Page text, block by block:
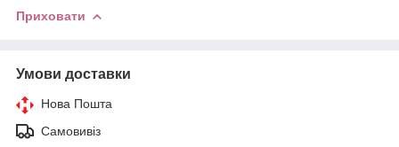
Приховати
Умови доставки
Нова Пошта
Самовивіз